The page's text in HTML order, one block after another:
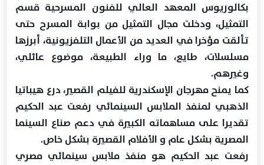
بكالوريوس المعهد العالي للفنون المسرحية قسم
التمثيل، ودخلت مجال التمثيل من بوابة المسرح حتى
تألقت مؤخرا في العديد من الأعمال التلفزيونية، أبرزها
مسلسلات، طايع، ما وراء الطبيعة، موضوع عائلي،
وغيرهم.
كما يمنح مهرجان الإسكندرية للفيلم القصير، درع هيباتيا
الذهبي لمنفذ الملابس السينمائي رفعت عبد الحكيم
تقديرا على مساهماته الكبيرة في دعم صناع السينما
المصرية بشكل عام و الأفلام القصيرة بشكل خاص.
رفعت عبد الحكيم هو منفذ ملابس سينمائي مصري